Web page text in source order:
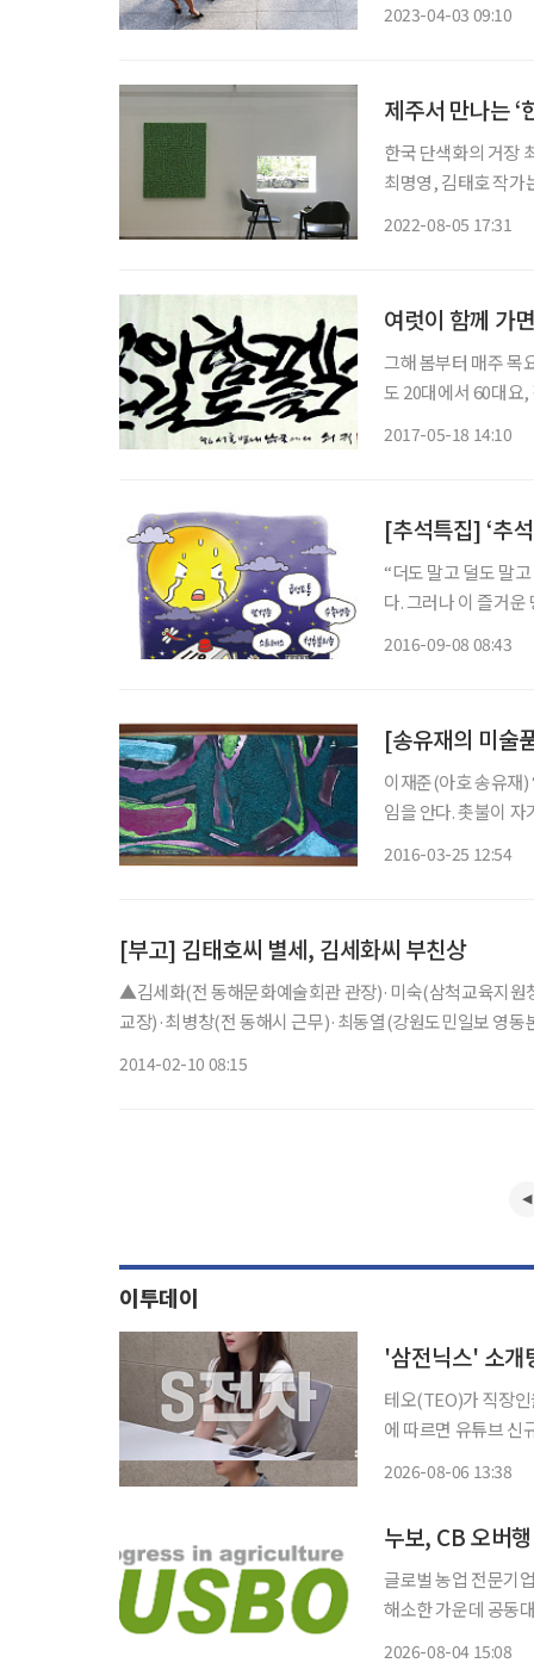
2023-04-03 09:10
제주서 만나는 ‘
한국 단색화의 거장
최명영, 김태호 작가
2022-08-05 17:31
여럿이 함께 가
그해 봄부터 매주 목
도 20대에서 60대요
2017-05-18 14:10
[추석특집] ‘추
“더도 말고 덜도 말
다. 그러나 이 즐거
2016-09-08 08:43
[송유재의 미술
이재준(아호 송유재) “작가란 노력한다고 되는 것도 아니고, 되기 위해서 달려갈 수도 없는 곳
임을 안다. 촛불이
2016-03-25 12:54
[부고] 김태호씨 별세, 김세화씨 부친상
▲김세화(전 동해문화예술회관 관장)·미숙(삼척교육지원
교장)·최병창(전 동해시 근무)·최동열(강원도민일보 영
2014-02-10 08:15
이투데이
'삼전닉스' 소개
테오(TEO)가 직장인을 위한
에 따르면 유튜브 신
2026-08-06 13:38
누보, CB 오버
글로벌 농업 전문기
해소한 가운데 공동
2026-08-04 15:08